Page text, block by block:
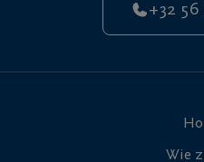
+32
Wie